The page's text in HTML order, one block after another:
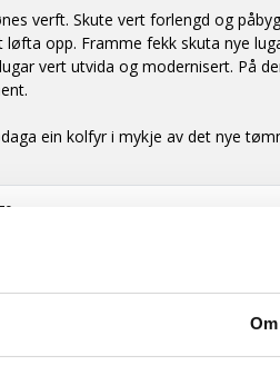
Om
verft. Skute vert forlengd og
opp. Framme fekk skuta nye
vert utvida og modernisert. På
ein kolfyr i mykje av det nye
skulle på selfangst til Kvitesjøen i